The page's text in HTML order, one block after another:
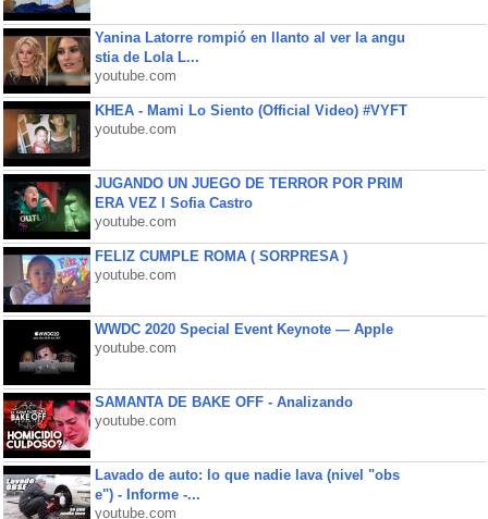
Yanina Latorre rompió en llanto al ver la angu
stia de Lola L...
youtube.com
KHEA - Mami Lo Siento (Official Video) #VYFT
youtube.com
JUGANDO UN JUEGO DE TERROR POR PRIM
ERA VEZ l Sofia Castro
youtube.com
FELIZ CUMPLE ROMA ( SORPRESA )
youtube.com
WWDC 2020 Special Event Keynote — Apple
youtube.com
SAMANTA DE BAKE OFF - Analizando
youtube.com
Lavado de auto: lo que nadie lava (nivel "obs
e") - Informe -...
youtube.com